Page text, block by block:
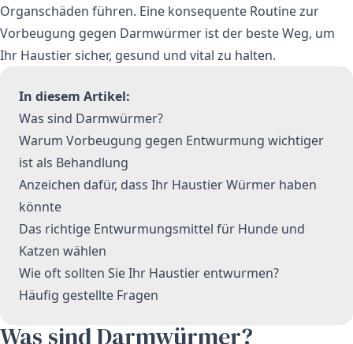
Organschäden führen. Eine konsequente Routine zur
Vorbeugung gegen Darmwürmer ist der beste Weg, um
Ihr Haustier sicher, gesund und vital zu halten.
In diesem Artikel:
Was sind Darmwürmer?
Warum Vorbeugung gegen Entwurmung wichtiger
ist als Behandlung
Anzeichen dafür, dass Ihr Haustier Würmer haben
könnte
Das richtige Entwurmungsmittel für Hunde und
Katzen wählen
Wie oft sollten Sie Ihr Haustier entwurmen?
Häufig gestellte Fragen
Was sind Darmwürmer?